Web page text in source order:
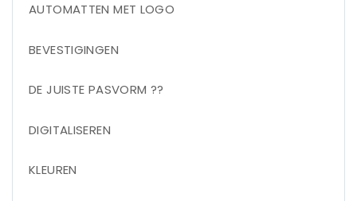
AUTOMATTEN MET LOGO
BEVESTIGINGEN
DE JUISTE PASVORM ??
DIGITALISEREN
KLEUREN